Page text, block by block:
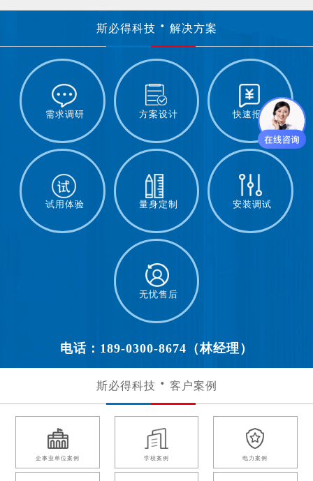
斯必得科技 解决方案
需求调研 方案设计 快速报价
试用体验 量身定制 安装调试
无忧售后
电话：189-0300-8674（林经理）
斯必得科技 客户案例
企事业单位案例 学校案例 电力案例